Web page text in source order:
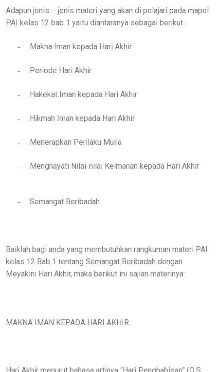
Adapun jenis – jenis materi yang akan di pelajari pada mapel
PAI kelas 12 bab 1 yaitu diantaranya sebagai berikut :
- Makna Iman kepada Hari Akhir
- Periode Hari Akhir
- Hakekat Iman kepada Hari Akhir
- Hikmah Iman kepada Hari Akhir
- Menerapkan Perilaku Mulia
- Menghayati Nilai-nilai Keimanan kepada Hari Akhir
- Semangat Beribadah
Baiklah bagi anda yang membutuhkan rangkuman materi PAI
kelas 12 Bab 1 tentang Semangat Beribadah dengan
Meyakini Hari Akhir, maka berikut ini sajian materinya:
MAKNA IMAN KEPADA HARI AKHIR